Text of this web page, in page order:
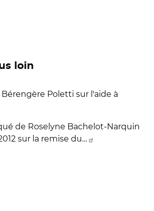
loin
Poletti sur l'aide à
de Roselyne Bachelot-Narquin
sur la remise du…